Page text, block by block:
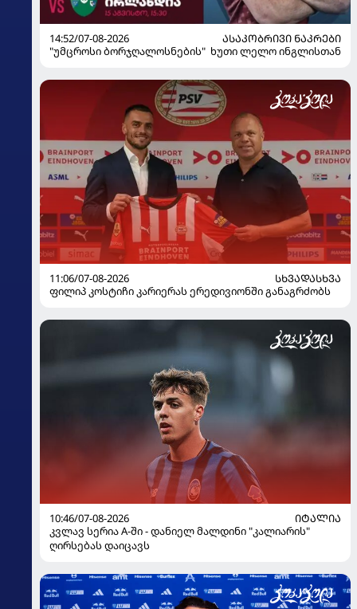
14:52/07-08-2026
ᲐᲡᲐᲙᲝᲑᲠᲘᲕᲘ ᲜᲐᲙᲠᲔᲑᲘ
"უმცროსი ბორჯღალოსნების" ხუთი ლელო ინგლისთან
11:06/07-08-2026
ᲡᲮᲕᲐᲓᲐᲡᲮᲕᲐ
ფილიპ კოსტიჩი კარიერას ერედივიონში განაგრძობს
10:46/07-08-2026
ᲘᲢᲐᲚᲘᲐ
კვლავ სერია A-ში - დანიელ მალდინი "კალიარის"
ღირსებას დაიცავს